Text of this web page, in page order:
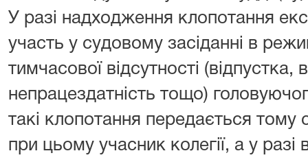
У разі надходження клопотання
участь у судовому засіданні в
тимчасової відсутності
непрацездатність тощо)
такі клопотання передається тому
при цьому учасник колегії, а у разі